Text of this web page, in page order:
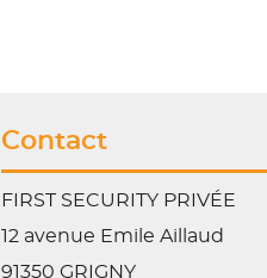
Contact
FIRST SECURITY PRIVÉE
12 avenue Emile Aillaud
91350 GRIGNY